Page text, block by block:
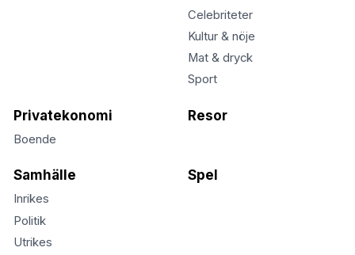
Celebriteter
Kultur & nöje
Mat & dryck
Sport
Privatekonomi
Boende
Resor
Samhälle
Inrikes
Politik
Utrikes
Spel